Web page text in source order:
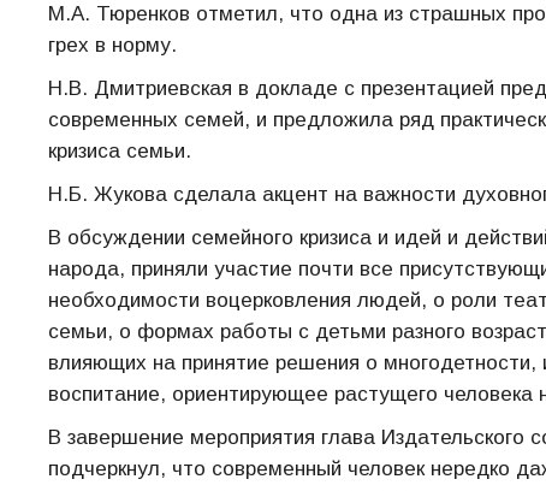
М.А. Тюренков отметил, что одна из страшных
грех в норму.
Н.В. Дмитриевская в докладе с презентацией
современных семей, и предложила ряд
кризиса семьи.
Н.Б. Жукова сделала акцент на важности
В обсуждении семейного кризиса и идей и
народа, приняли участие почти все
необходимости воцерковления людей, о роли
семьи, о формах работы с детьми разного
влияющих на принятие решения о
воспитание, ориентирующее растущего
В завершение мероприятия глава Издательского
подчеркнул, что современный человек нередко